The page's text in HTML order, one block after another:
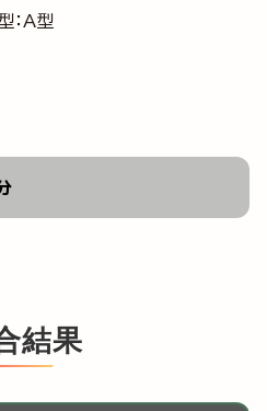
A型
結果